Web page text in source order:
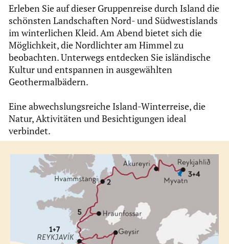
Erleben Sie auf dieser Gruppenreise durch Island die
schönsten Landschaften Nord‑ und Südwestislands
im winterlichen Kleid. Am Abend bietet sich die
Möglichkeit, die Nordlichter am Himmel zu
beobachten. Unterwegs entdecken Sie isländische
Kultur und entspannen in ausgewählten
Geothermalbädern.
Eine abwechslungsreiche Island‑Winterreise, die
Natur, Aktivitäten und Besichtigungen ideal
verbindet.